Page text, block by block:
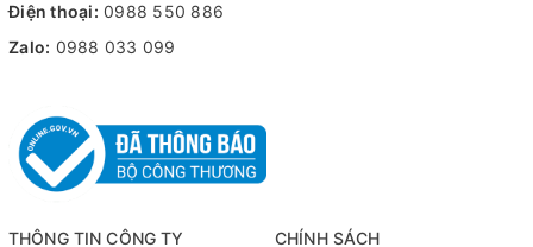
an toàn cho người dùng và thiết bị.
Hoạt động liên tục 24/24 không lo quá tải, đảm bảo ổn định và
Thích Ứng với Môi Trường Khắc Nghiệt
Nhiệt độ làm việc từ -20℃ đến +60℃, có thể tùy chỉnh đến
-30℃ đến +60℃, phù hợp với nhiều điều kiện môi trường khác
nhau.
THÔNG TIN CÔNG TY CHÍNH SÁCH
Điện thoại: 0988 550 886
Zalo: 0988 033 099